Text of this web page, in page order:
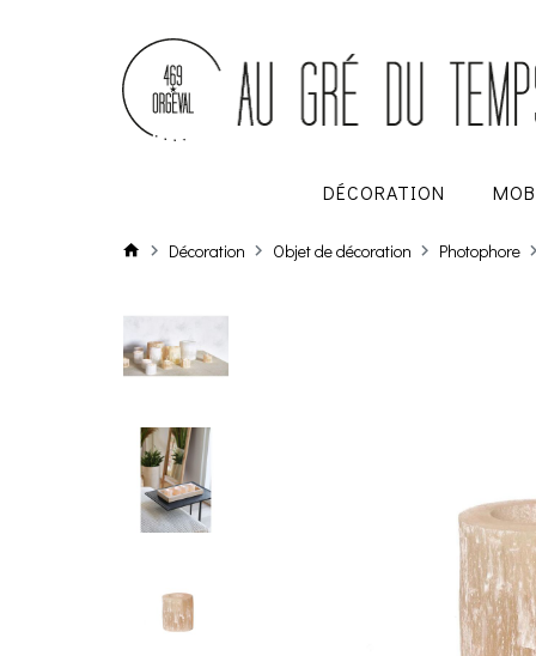
DÉCORATION
Décoration Objet de décoration Photophore